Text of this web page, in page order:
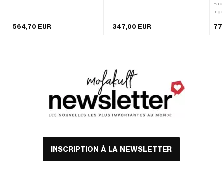
d'application: Tuning
564,70 EUR 347,00 EUR
INSCRIPTION À LA NEWSLETTER